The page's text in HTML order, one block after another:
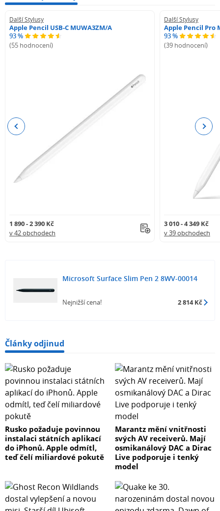
Další Stylusy
Apple Pencil USB-C MUWA3ZM/A
93 %
(55 hodnocení)
1 890 - 2 390 Kč
v 42 obchodech
Další Stylusy
Apple Pencil Pro
93 %
(39 hodnocení)
3 010 - 4 349 Kč
v 39 obchodech
Previous Next
Microsoft Surface Slim Pen 2 8WV-00014
Nejnižší cena! 2 814 Kč
Články odjinud
Rusko požaduje povinnou
instalaci státních aplikací
do iPhonů. Apple odmítl,
teď čelí miliardové pokutě
Marantz mění vnitřnosti
svých AV receiverů. Mají
osmikanálový DAC a Dirac
Live podporuje i tenký
model